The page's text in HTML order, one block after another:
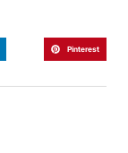
Pinterest